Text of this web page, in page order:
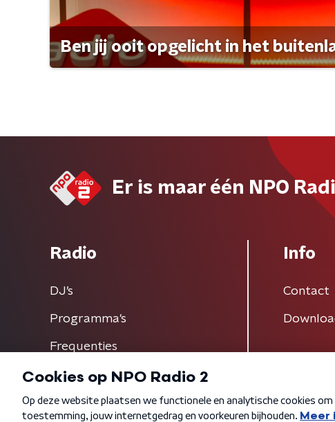
Ben jij ooit opgelicht in het
Er is maar één NPO
Radio
DJ’s
Programma's
Frequenties
Info
Contact